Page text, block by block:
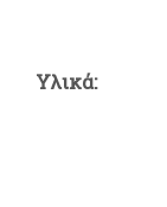
Υλικά: